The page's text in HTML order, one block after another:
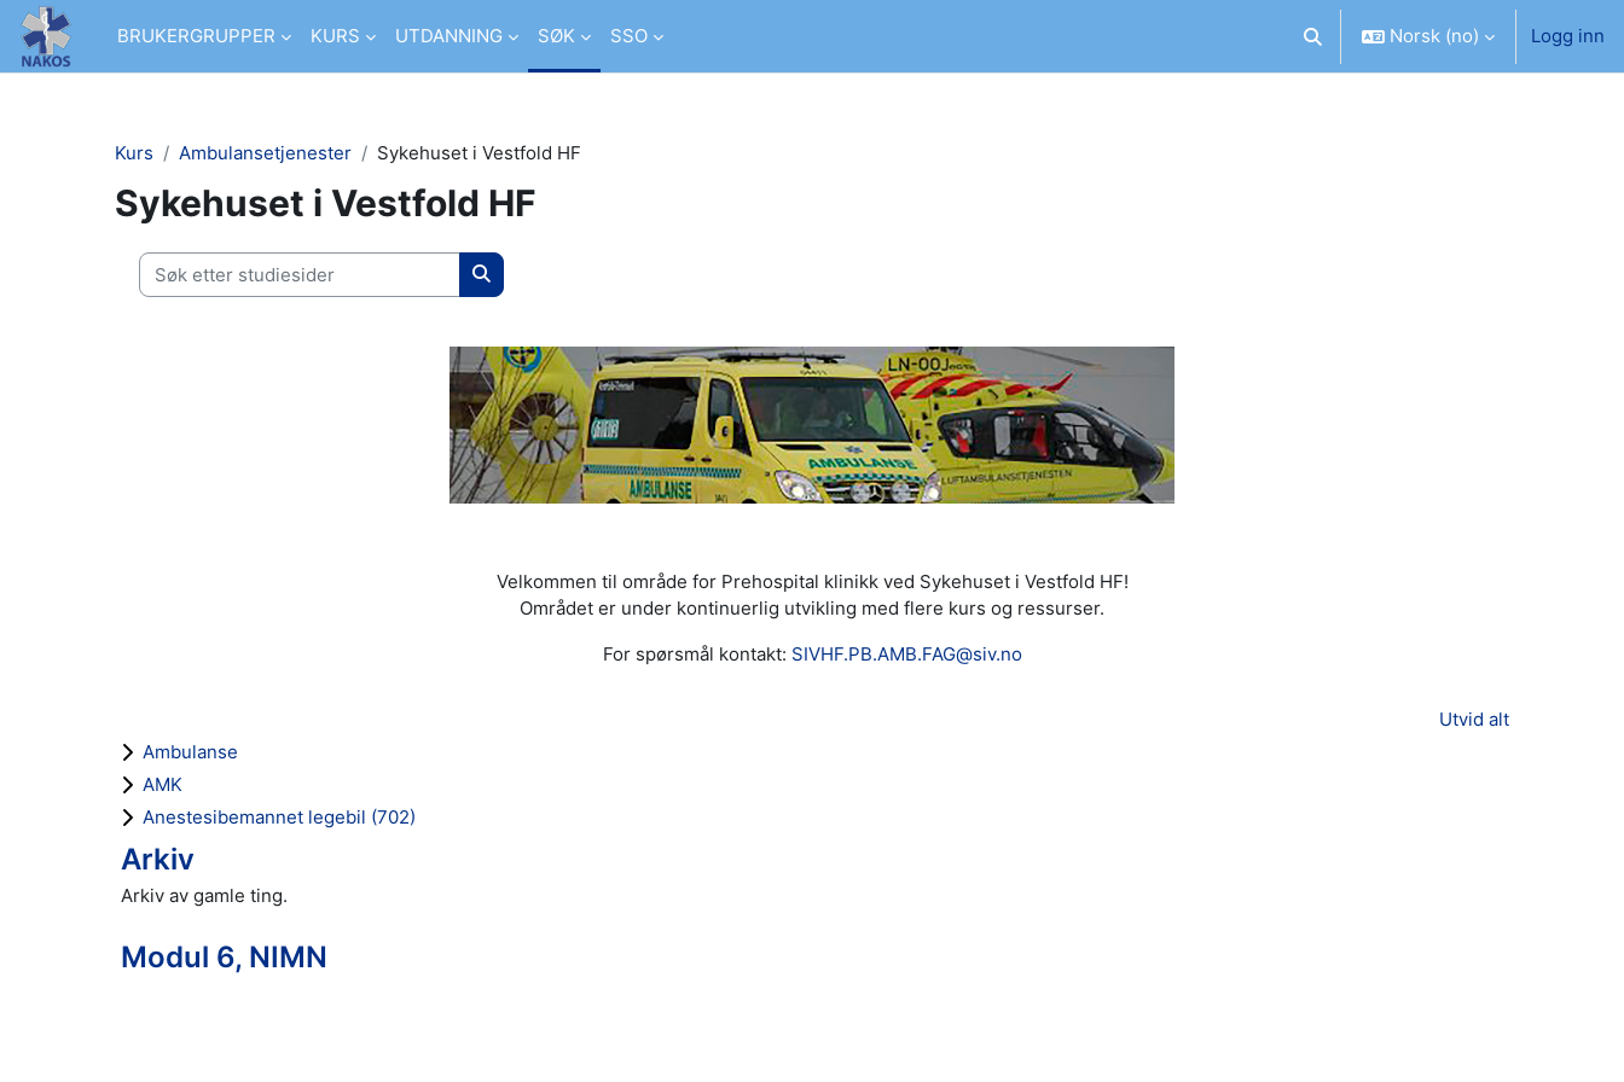
Gå til hovedinnhold
BRUKERGRUPPER
KURS UTDANNING SØK SSO Veksle inndata for søk
Norsk ‎(no)‎ Logg inn
Kurs Ambulansetjenester Sykehuset i Vestfold HF
Sykehuset i Vestfold HF
Søk etter studiesider
Søk etter studiesider
Velkommen til område for Prehospital klinikk ved Sykehuset i Vestfold HF!
Området er under kontinuerlig utvikling med flere kurs og ressurser.
For spørsmål kontakt: SIVHF.PB.AMB.FAG@siv.no
Utvid alt
Ambulanse
AMK
Anestesibemannet legebil (702)
Arkiv
Arkiv av gamle ting.
Modul 6, NIMN